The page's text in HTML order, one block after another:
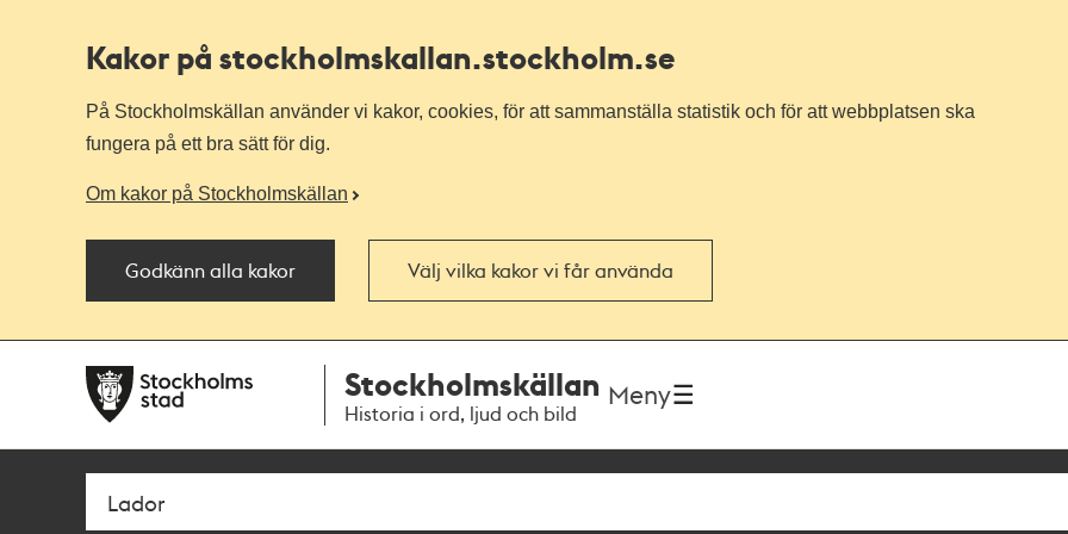
Kakor på stockholmskallan.stockholm.se
På Stockholmskällan använder vi kakor, cookies, för att sammanställa statistik och för att webbplatsen ska
fungera på ett bra sätt för dig.
Om kakor på Stockholmskällan
Godkänn alla kakor Välj vilka kakor vi får använda
navigationen
huvudinnehållet
Stockholmskällan
Historia i ord, ljud och bild
Meny
Sök